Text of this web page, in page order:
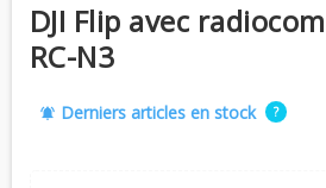
DJI Flip avec
RC-N3
notifications_active Derniers articles en stock ?